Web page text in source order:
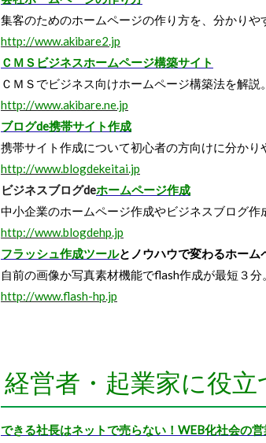
集客のためのホームページの作り方を、分かりや
http://www.akibare2.jp
ＣＭＳビジネスホームページ構築サイト
ＣＭＳでビジネス向けホームページ構築法を解説。
http://www.akibare.ne.jp
ブログde携帯サイト作成
携帯サイト作成について初心者の方向けに分かり
http://www.blogdekeitai.jp
ビジネスブログdeホームページ作成
中小企業のホームページ作成やビジネスブログ作
http://www.blogdehp.jp
フラッシュ作成ツールとノウハウで変わるホーム
自前の画像か写真素材機能でflash作成が最短３分
http://www.flash-hp.jp
経営者・起業家に役立
できる社長はネットで売らない！WEB化社会の